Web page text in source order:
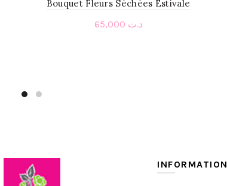
Bouquet Fleurs Séchées Estivale
د.ت
INFORMATION